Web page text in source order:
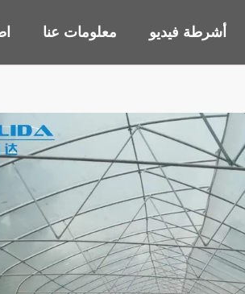
أشرطة فيديو معلومات عنا